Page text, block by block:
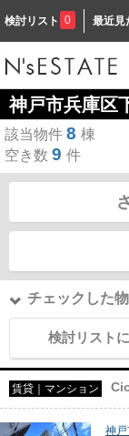
検討リスト 0 最近見
神戸市兵庫区
該当物件 8 棟
空き数 9 件
チェックした
検討リスト
賃貸｜マンション
神